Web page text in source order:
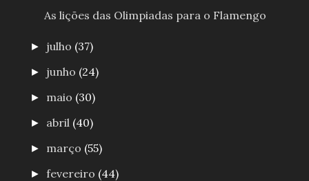
As lições das Olimpiadas para o Flamengo
► julho (37)
► junho (24)
► maio (30)
► abril (40)
► março (55)
►fevereiro (44)